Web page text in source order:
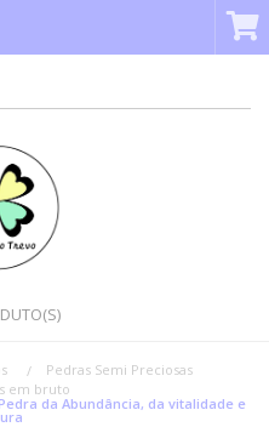
Pedras Semi Preciosas
em bruto
da Abundância, da vitalidade e